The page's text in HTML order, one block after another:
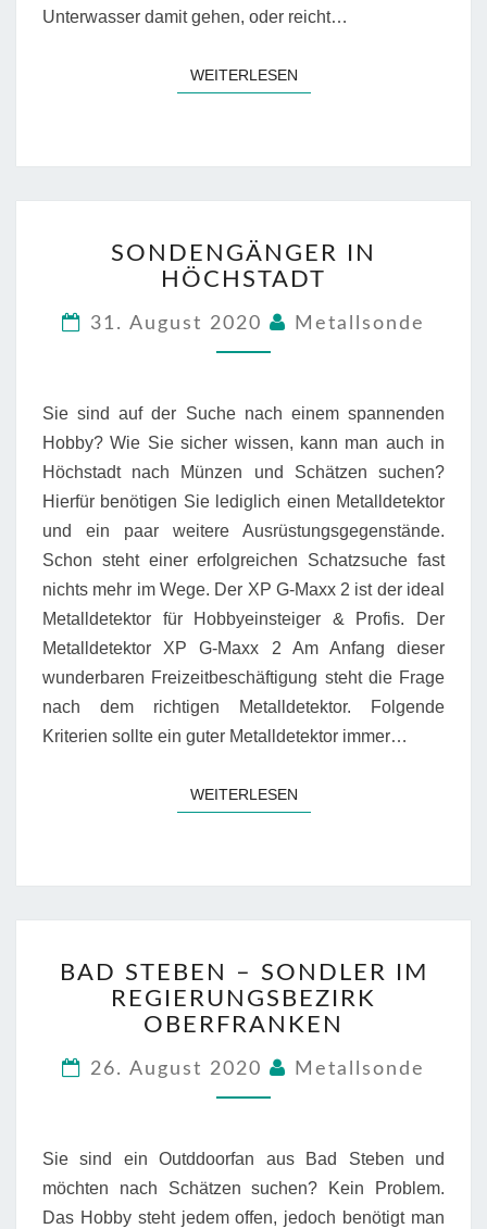
Unterwasser damit gehen, oder reicht…
WEITERLESENWEITERLESEN
IN
HÖCHSTADT
SONDENGÄNGER IN
HÖCHSTADT
31. August 2020 Metallsonde
Sie sind auf der Suche nach einem spannenden
Hobby? Wie Sie sicher wissen, kann man auch in
Höchstadt nach Münzen und Schätzen suchen?
Hierfür benötigen Sie lediglich einen Metalldetektor
und ein paar weitere Ausrüstungsgegenstände.
Schon steht einer erfolgreichen Schatzsuche fast
nichts mehr im Wege. Der XP G-Maxx 2 ist der ideal
Metalldetektor für Hobbyeinsteiger & Profis. Der
Metalldetektor XP G-Maxx 2 Am Anfang dieser
wunderbaren Freizeitbeschäftigung steht die Frage
nach dem richtigen Metalldetektor. Folgende
Kriterien sollte ein guter Metalldetektor immer…
WEITERLESENWEITERLESEN
STEBEN
–
SONDLER
REGIERUNGSBEZIRK
BAD STEBEN – SONDLER IM
REGIERUNGSBEZIRK
OBERFRANKEN
26. August 2020 Metallsonde
Sie sind ein Outddoorfan aus Bad Steben und
möchten nach Schätzen suchen? Kein Problem.
Das Hobby steht jedem offen, jedoch benötigt man